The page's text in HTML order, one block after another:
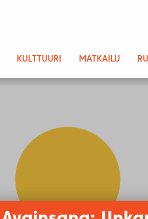
KULTTUURI MATKAILU